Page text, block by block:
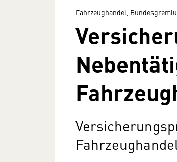
Fahrzeughandel,